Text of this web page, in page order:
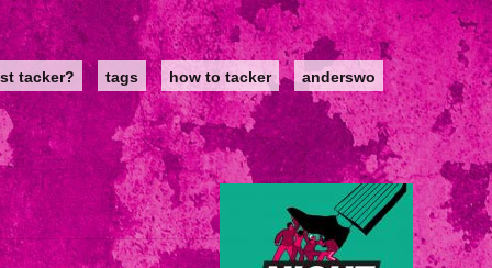
tacker? tags how to tacker anderswo